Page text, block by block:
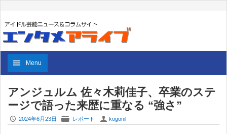
Menu
アンジュルム 佐々木莉佳子、卒業のステ
ージで語った来歴に重なる “強さ”
P 2024年6月23日 F レポート U kogonil